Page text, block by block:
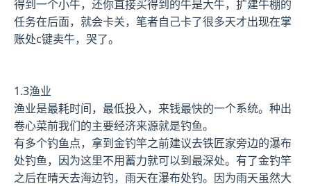
得到一个小牛，还你直接买得到的牛是大牛，扩建牛棚的
任务在后面，就会卡关，笔者自己卡了很多天才出现在掌
账处c键卖牛，哭了。
1.3渔业
渔业是最耗时间，最低投入，来钱最快的一个系统。种出
卷心菜前我们的主要经济来源就是钓鱼。
有多个钓鱼点，拿到金钓竿之前建议去铁匠家旁边的瀑布
处钓鱼，因为这里不用蓄力就可以到最深处。有了金钓竿
之后在晴天去海边钓，雨天在瀑布处钓。因为雨天虽然大